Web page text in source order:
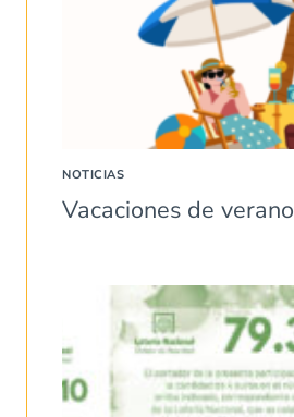
NOTICIAS
Vacaciones de verano